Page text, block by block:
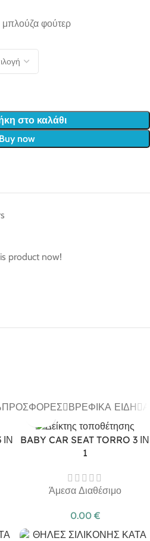
μπλούζα φούτερ
στο καλάθι
Buy now
product now!
ΠΡΟΣΦΟΡΈΣ ΒΡΕΦΙΚΆ ΕΊΔΗ
ΙΝ
BABY CAR SEAT TORRO 3 ΙΝ
1
Άμεσα Διαθέσιμο
0.00 €